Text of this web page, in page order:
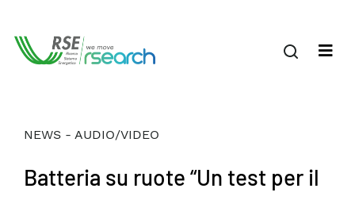
NEWS - AUDIO/VIDEO
Batteria su ruote “Un test per il